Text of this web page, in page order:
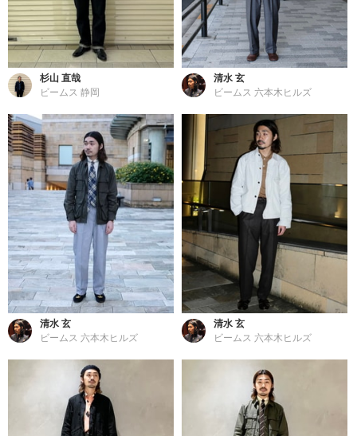
杉山 直哉
ビームス 静岡
清水 玄
ビームス 六本木ヒルズ
清水 玄
ビームス 六本木ヒルズ
清水 玄
ビームス 六本木ヒルズ